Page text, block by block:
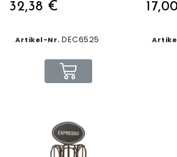
32,38 €
Artikel-Nr. DEC6525